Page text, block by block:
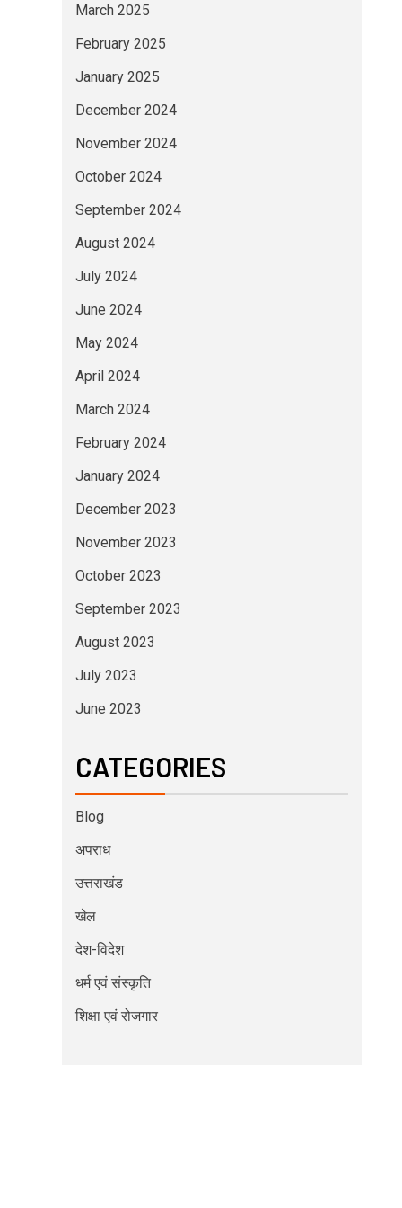
March 2025
February 2025
January 2025
December 2024
November 2024
October 2024
September 2024
August 2024
July 2024
June 2024
May 2024
April 2024
March 2024
February 2024
January 2024
December 2023
November 2023
October 2023
September 2023
August 2023
July 2023
June 2023
CATEGORIES
Blog
अपराध
उत्तराखंड
खेल
देश-विदेश
धर्म एवं संस्कृति
शिक्षा एवं रोजगार